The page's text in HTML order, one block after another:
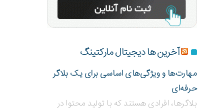
آخرین ها دیجیتال مارکتینگ
مهارت‌ها و ویژگی‌های اساسی برای یک بلاگر
حرفه‌ای
بلاگر‌ها، افرادی هستند که با تولید محتوا در